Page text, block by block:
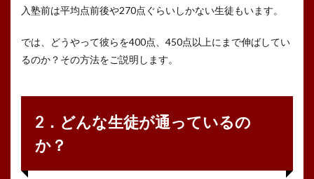
入塾前は平均点前後や270点ぐらいしかない生徒もいます。
では、どうやって彼らを400点、450点以上にまで伸ばしてい
るのか？その方法をご説明します。
2．どんな生徒が通っているの
か？